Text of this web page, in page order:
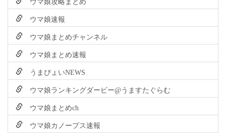
ウマ娘速報
ウマ娘まとめチャンネル
ウマ娘まとめ速報
うまぴょいNEWS
ウマ娘ランキングダービー@うますたぐらむ
ウマ娘まとめch
ウマ娘カノープス速報